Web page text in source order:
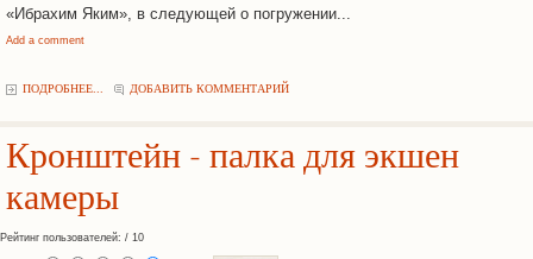
«Ибрахим Яким», в следующей о погружении...
Add a comment
ПОДРОБНЕЕ... ДОБАВИТЬ КОММЕНТАРИЙ
Кронштейн - палка для экшен
камеры
Рейтинг пользователей: / 10